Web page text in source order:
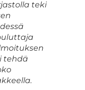
teki
tehdä